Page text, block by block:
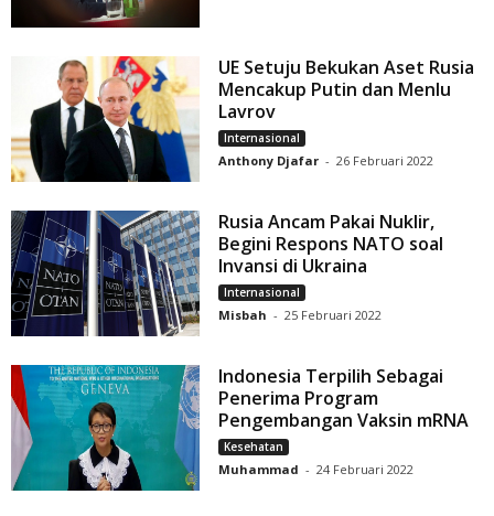
UE Setuju Bekukan Aset Rusia
Mencakup Putin dan Menlu
Lavrov
Internasional
Anthony Djafar - 26 Februari 2022
Rusia Ancam Pakai Nuklir,
Begini Respons NATO soal
Invansi di Ukraina
Internasional
Misbah - 25 Februari 2022
Indonesia Terpilih Sebagai
Penerima Program
Pengembangan Vaksin mRNA
Kesehatan
Muhammad - 24 Februari 2022